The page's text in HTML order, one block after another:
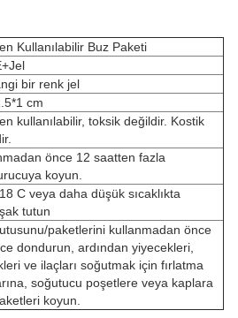
Kullanılabilir Buz Paketi
bir renk jel
cm
kullanılabilir, toksik değildir. Kostik
önce 12 saatten fazla
koyun.
C veya daha düşük sıcaklıkta
tutun
paketlerini kullanmadan önce
dondurun, ardından yiyecekleri,
ve ilaçları soğutmak için fırlatma
soğutucu poşetlere veya kaplara
koyun.